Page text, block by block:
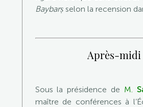
Baybarṣselon la recension
Après-midi
Sous la présidence de M.
maître de conférences à